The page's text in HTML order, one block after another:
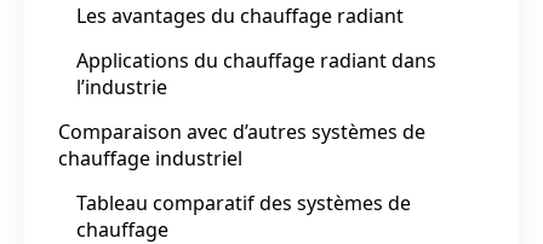
Les avantages du chauffage radiant
Applications du chauffage radiant dans
l’industrie
Comparaison avec d’autres systèmes de
chauffage industriel
Tableau comparatif des systèmes de
chauffage